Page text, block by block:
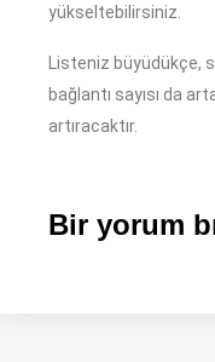
yükseltebilirsiniz.
Listeniz büyüdükçe,
bağlantı sayısı da
artıracaktır.
Bir yorum